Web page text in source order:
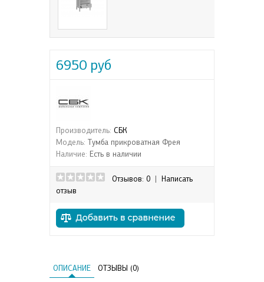
6950 руб
Производитель: СБК
Модель: Тумба прикроватная Фрея
Наличие: Есть в наличии
Отзывов: 0
Написать
отзыв
ОПИСАНИЕ ОТЗЫВЫ (0)